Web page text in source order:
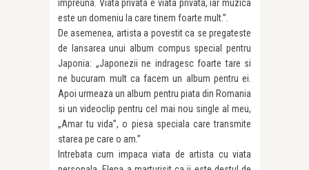
impreuna. Viata privata e viata privata, iar muzica
este un domeniu la care tinem foarte mult.”.
De asemenea, artista a povestit ca se pregateste
de lansarea unui album compus special pentru
Japonia: „Japonezii ne indragesc foarte tare si
ne bucuram mult ca facem un album pentru ei.
Apoi urmeaza un album pentru piata din Romania
si un videoclip pentru cel mai nou single al meu,
„Amar tu vida”, o piesa speciala care transmite
starea pe care o am.”
Intrebata cum impaca viata de artista cu viata